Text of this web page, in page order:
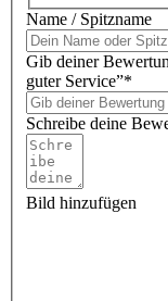
Name / Spitzname
Gib deiner
guter Service”*
Schreibe deine
Bild hinzufügen